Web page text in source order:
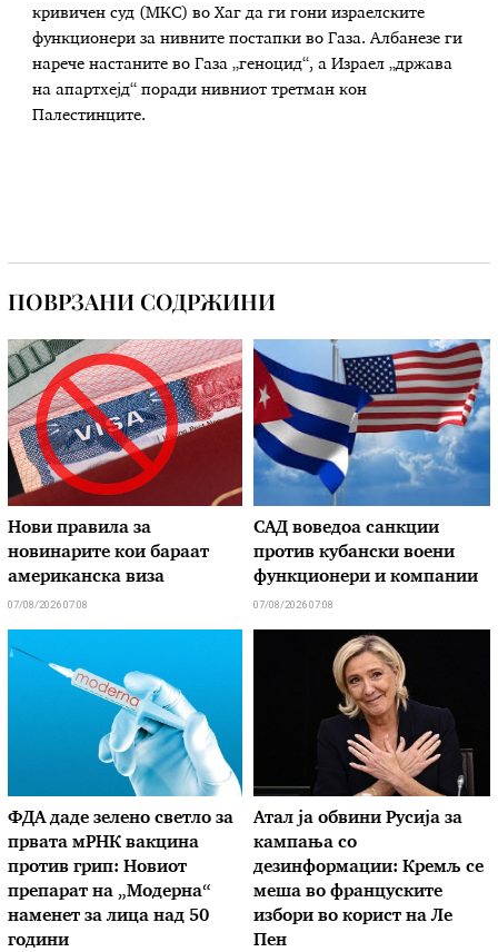
кривичен суд (МКС) во Хаг да ги гони израелските
функционери за нивните постапки во Газа. Албанезе ги
нарече настаните во Газа „геноцид“, а Израел „држава
на апартхејд“ поради нивниот третман кон
Палестинците.
ПОВРЗАНИ СОДРЖИНИ
Нови правила за
новинарите кои бараат
американска виза
07/08/2026 07:08
САД воведоа санкции
против кубански воени
функционери и компании
07/08/2026 07:08
ФДА даде зелено светло за
првата мРНК вакцина
против грип: Новиот
препарат на „Модерна“
наменет за лица над 50
години
Атал ја обвини Русија за
кампања со
дезинформации: Кремљ се
меша во француските
избори во корист на Ле
Пен